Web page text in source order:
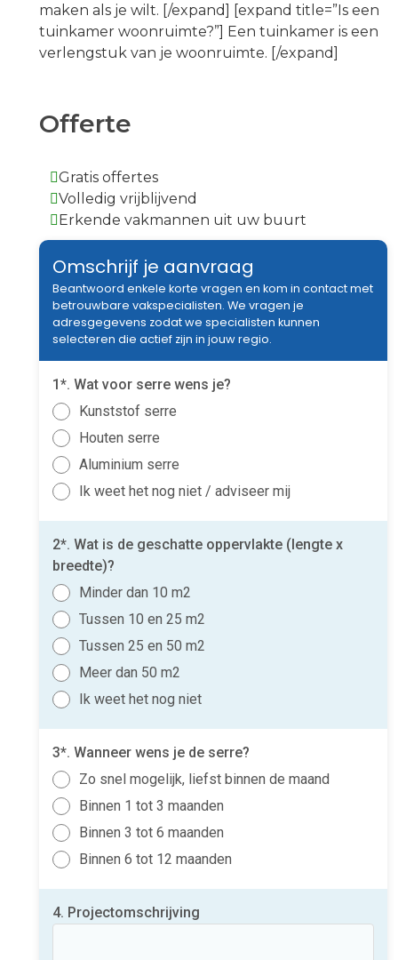
maken als je wilt. [/expand] [expand title=”Is een
tuinkamer woonruimte?”] Een tuinkamer is een
verlengstuk van je woonruimte. [/expand]
Offerte
Gratis offertes
Volledig vrijblijvend
Erkende vakmannen uit uw buurt
Omschrijf je aanvraag
Beantwoord enkele korte vragen en kom in contact met
betrouwbare vakspecialisten. We vragen je
adresgegevens zodat we specialisten kunnen
selecteren die actief zijn in jouw regio.
1*. Wat voor serre wens je?
Kunststof serre
Houten serre
Aluminium serre
Ik weet het nog niet / adviseer mij
2*. Wat is de geschatte oppervlakte (lengte x
breedte)?
Minder dan 10 m2
Tussen 10 en 25 m2
Tussen 25 en 50 m2
Meer dan 50 m2
Ik weet het nog niet
3*. Wanneer wens je de serre?
Zo snel mogelijk, liefst binnen de maand
Binnen 1 tot 3 maanden
Binnen 3 tot 6 maanden
Binnen 6 tot 12 maanden
4. Projectomschrijving